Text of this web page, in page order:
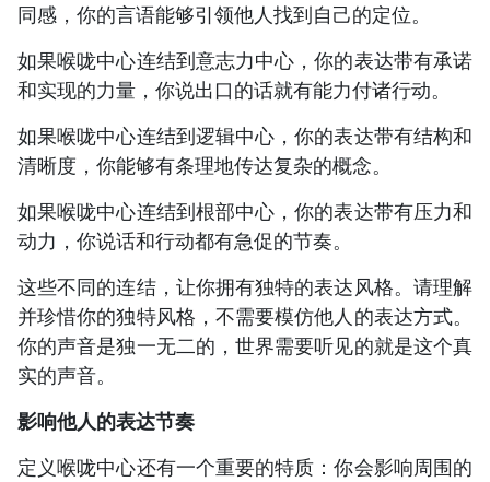
同感，你的言语能够引领他人找到自己的定位。
如果喉咙中心连结到意志力中心，你的表达带有承诺
和实现的力量，你说出口的话就有能力付诸行动。
如果喉咙中心连结到逻辑中心，你的表达带有结构和
清晰度，你能够有条理地传达复杂的概念。
如果喉咙中心连结到根部中心，你的表达带有压力和
动力，你说话和行动都有急促的节奏。
这些不同的连结，让你拥有独特的表达风格。请理解
并珍惜你的独特风格，不需要模仿他人的表达方式。
你的声音是独一无二的，世界需要听见的就是这个真
实的声音。
影响他人的表达节奏
定义喉咙中心还有一个重要的特质：你会影响周围的